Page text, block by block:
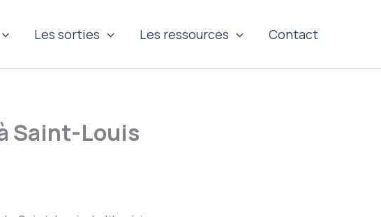
Les sorties Les ressources Contact
Saint-Louis